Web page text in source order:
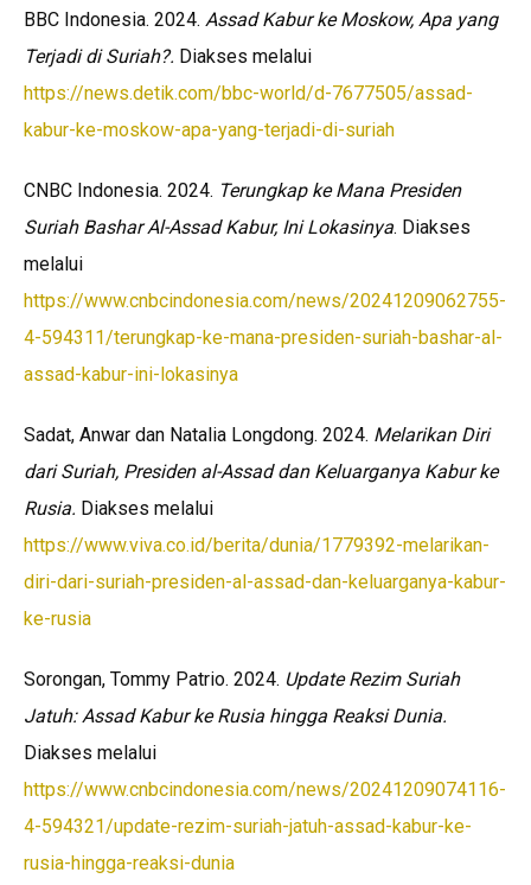
BBC Indonesia. 2024. Assad Kabur ke Moskow, Apa yang
Terjadi di Suriah?. Diakses melalui
https://news.detik.com/bbc-world/d-7677505/assad-
kabur-ke-moskow-apa-yang-terjadi-di-suriah
CNBC Indonesia. 2024. Terungkap ke Mana Presiden
Suriah Bashar Al-Assad Kabur, Ini Lokasinya. Diakses
melalui
https://www.cnbcindonesia.com/news/20241209062755-
4-594311/terungkap-ke-mana-presiden-suriah-bashar-al-
assad-kabur-ini-lokasinya
Sadat, Anwar dan Natalia Longdong. 2024. Melarikan Diri
dari Suriah, Presiden al-Assad dan Keluarganya Kabur ke
Rusia. Diakses melalui
https://www.viva.co.id/berita/dunia/1779392-melarikan-
diri-dari-suriah-presiden-al-assad-dan-keluarganya-kabur-
ke-rusia
Sorongan, Tommy Patrio. 2024. Update Rezim Suriah
Jatuh: Assad Kabur ke Rusia hingga Reaksi Dunia.
Diakses melalui
https://www.cnbcindonesia.com/news/20241209074116-
4-594321/update-rezim-suriah-jatuh-assad-kabur-ke-
rusia-hingga-reaksi-dunia